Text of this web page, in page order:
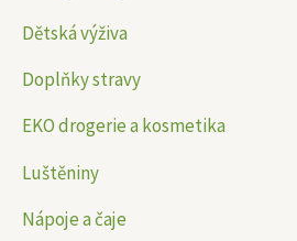
Dětská výživa
Doplňky stravy
EKO drogerie a kosmetika
Luštěniny
Nápoje a čaje